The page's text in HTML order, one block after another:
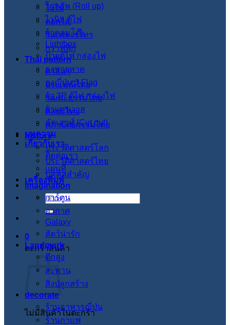
โรลอัพ (Roll up)
ไวนิล ตู้ไฟ
ผ้าคลุมโต๊ะ
Lightbox
ป้ายตู้ไฟ กล่องไฟ
ธงชายหาด
ธงญี่ปุ่น J-Flag
ผ้า 3P ตู้ไฟ กล่องไฟ
ผ้าแคนวาส
คัตเอาท์ (Cut out)
บทความ
เกี่ยวกับเรา
ติดต่อเรา
แผนที่
เครื่องพิมพ์
ค้นหา:
0
ตะกร้าสินค้า
ไม่มีสินค้าในตะกร้า
ใบไม้
ดอกไม้
วินเทจ เรโทร
กราฟฟิก
Thai pattern
ศาสนา
ประเพณีไทย
วัฒนะธรรมไทย
ศิลปะไทย
สภาปัตย์กรรมไทย
history
ประวัติศาสตร์โลก
ประวัติศาสตร์ไทย
บุคคลสำคัญ
imagination
การ์ตูน
อวกาศ
Galaxy
สัตว์น่ารัก
Landmark
ตึกสูง
สะพาน
สิ่งปลูกสร้าง
decorate
ร้านอาหารญี่ปุ่น
ร้านกาแฟ